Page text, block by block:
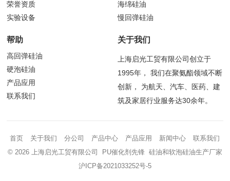
荣誉资质
实验设备
海绵硅油
慢回弹硅油
帮助
高回弹硅油
硬泡硅油
产品应用
联系我们
关于我们
上海启光工贸有限公司创立于
1995年， 我们在聚氨酯领域不断
创新， 为航天、汽车、医药、建
筑及家居行业服务达30余年。
首页 关于我们 分公司 产品中心 产品应用 新闻中心
联系我们
© 2026 上海启光工贸有限公司 PU催化剂先锋 硅油和软泡硅油生产厂家
沪ICP备2021033252号-5